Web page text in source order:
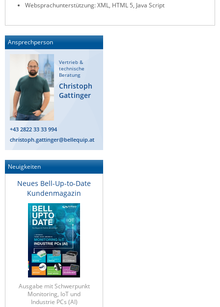
Tactical Software
TEKTELIC
Teltonika
Unwired Networks
Vision
WATTECO
Westermo
Yuasa
ZPE Systems
News zu unseren Herstellern
Websprachunterstützung: XML, HTML 5, Java Script
Ansprechperson
Vertrieb &
technische
Beratung
Christoph
Gattinger
+43 2822 33 33 994
christoph.gattinger@bellequip.at
Neuigkeiten
Neues Bell-Up-to-Date
Kundenmagazin
Ausgabe mit Schwerpunkt
Monitoring, IoT und
Industrie PCs (AI)